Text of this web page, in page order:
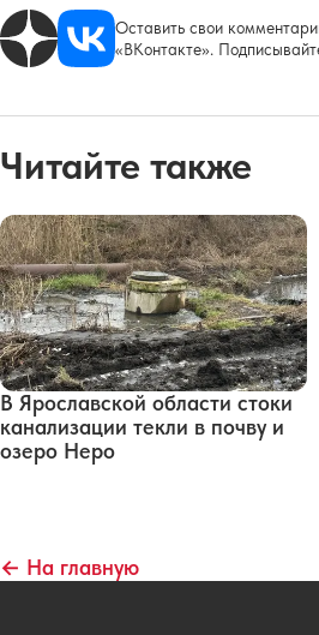
Оставить свои
«ВКонтакте».
Читайте также
В Ярославской области стоки
канализации текли в почву и
озеро Неро
← На главную